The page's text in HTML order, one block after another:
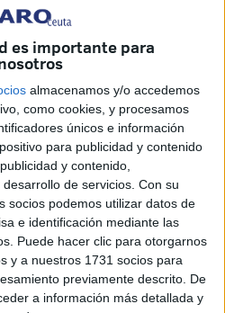
es importante para
almacenamos y/o accedemos
como cookies, y procesamos
únicos e información
para publicidad y contenido
y contenido,
de servicios. Con su
socios podemos utilizar datos de
e identificación mediante las
Puede hacer clic para otorgarnos
y a nuestros 1731 socios para
previamente descrito. De
a información más detallada y
de Marruecos, en
del Tribunal de Primera
en detalle al administrador
sobre las denuncias